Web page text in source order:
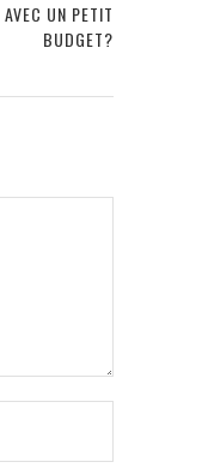
UN PETIT
BUDGET?